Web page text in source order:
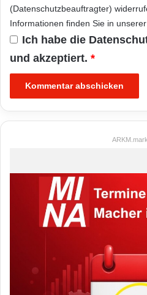
(Datenschutzbeauftragter)
Informationen finden Sie in unserer
Ich habe die
und akzeptiert. *